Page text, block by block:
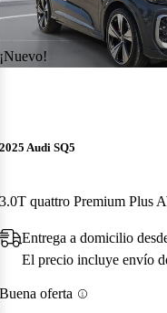
¡Nuevo!
2025 Audi SQ5
3.0T quattro Premium Plus
Entrega a domicilio
El precio incluye envío
Buena oferta